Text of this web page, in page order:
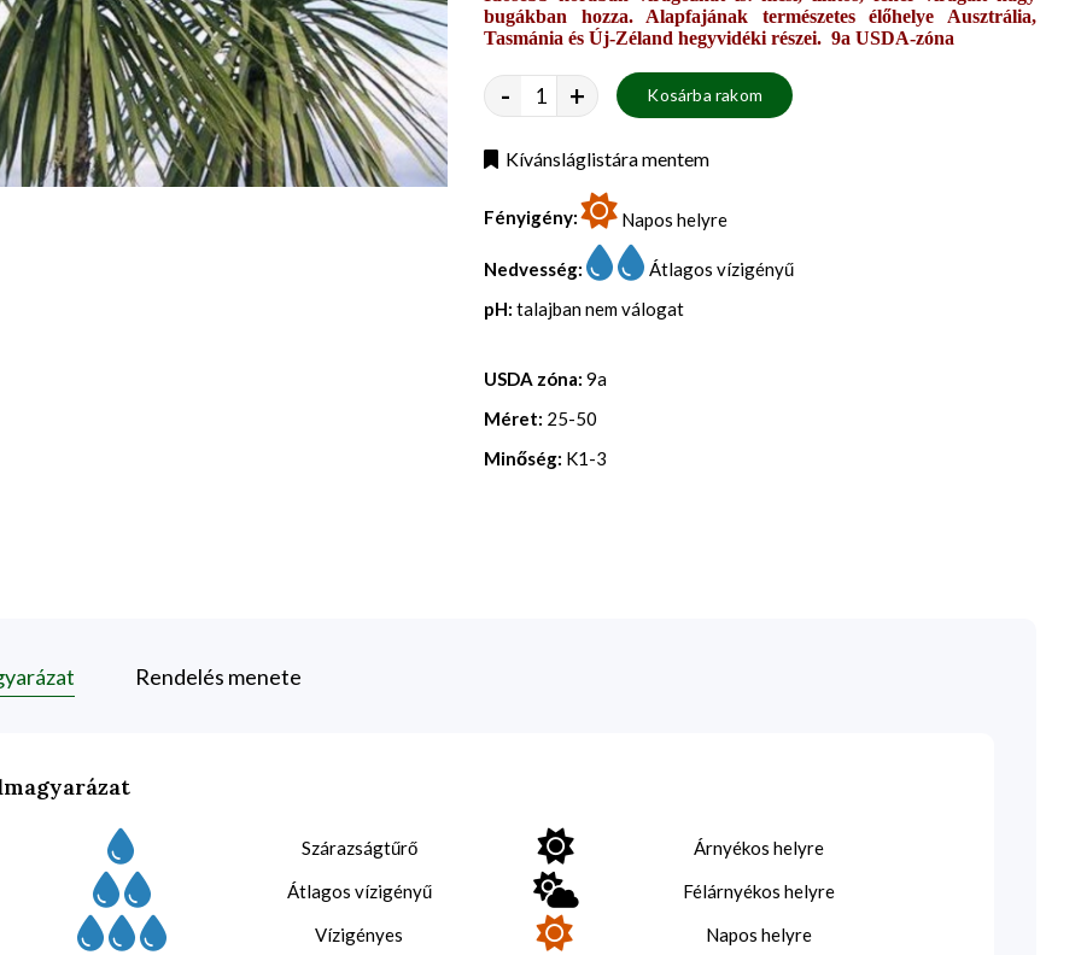
bugákban hozza. Alapfajának természetes élőhelye Ausztrália,
Tasmánia és Új-Zéland hegyvidéki részei. 9a USDA-zóna
- + Kosárba rakom
Kívánsláglistára mentem
Fényigény: Napos helyre
Nedvesség:
Átlagos vízigényű
pH: talajban nem válogat
USDA zóna: 9a
Méret: 25-50
Minőség: K1-3
Rendelés menete
Szárazságtűrő
Árnyékos helyre
Átlagos vízigényű
Félárnyékos helyre
Vízigényes
Napos helyre